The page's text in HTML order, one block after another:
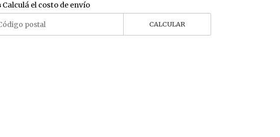
Calculá el costo de envío
CALCULAR